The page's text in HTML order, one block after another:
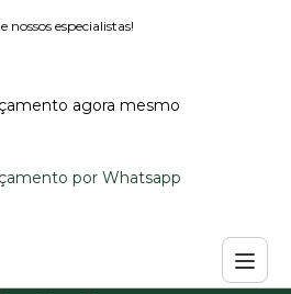
especialistas!
agora mesmo
por Whatsapp